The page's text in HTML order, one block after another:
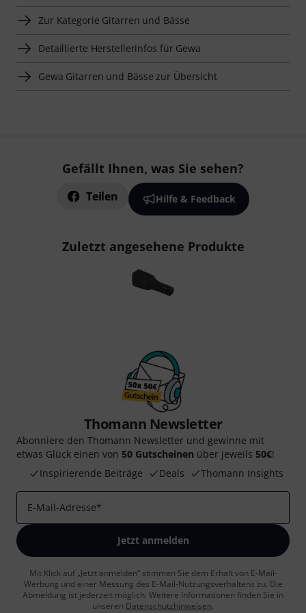
Zur Kategorie Gitarren und Bässe
Detaillierte Herstellerinfos für Gewa
Gewa Gitarren und Bässe zur Übersicht
Gefällt Ihnen, was Sie sehen?
Teilen Hilfe & Feedback
Zuletzt angesehene Produkte
Thomann Newsletter
Abonniere den Thomann Newsletter und gewinne mit
etwas Glück einen von 50 Gutscheinen über jeweils 50€!
Inspirierende Beiträge
Deals Thomann Insights
E-Mail-Adresse*
Jetzt anmelden
Mit Klick auf „Jetzt anmelden“ stimmen Sie dem Erhalt von E-Mail-
Werbung und einer Messung des E-Mail-Nutzungsverhaltens zu. Die
Abmeldung ist jederzeit möglich. Weitere Informationen finden Sie in
unseren Datenschutzhinweisen.